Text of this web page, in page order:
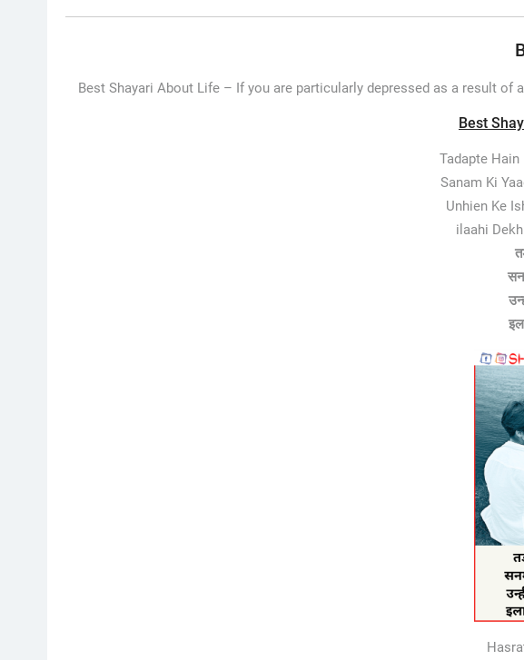
Best Shayari About Life – If you are particularly depressed as a result of
Best
Tadapte Hain
Sanam Ki
Unhien Ke
ilaahi